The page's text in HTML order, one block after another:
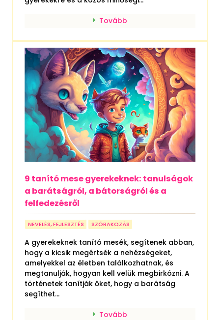
Tovább
9 tanító mese gyerekeknek: tanulságok
a barátságról, a bátorságról és a
felfedezésről
NEVELÉS, FEJLESZTÉS SZÓRAKOZÁS
A gyerekeknek tanító mesék, segítenek abban,
hogy a kicsik megértsék a nehézségeket,
amelyekkel az életben találkozhatnak, és
megtanulják, hogyan kell velük megbirkózni. A
történetek tanítják őket, hogy a barátság
segíthet...
Tovább